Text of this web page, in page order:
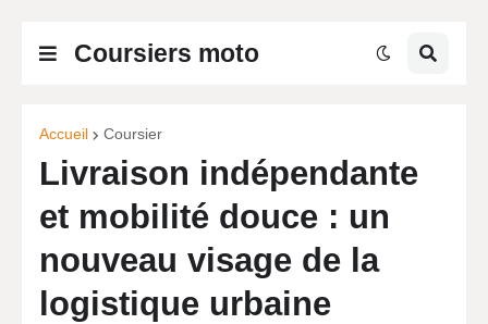
Coursiers moto
Accueil Coursier
Livraison indépendante
et mobilité douce : un
nouveau visage de la
logistique urbaine